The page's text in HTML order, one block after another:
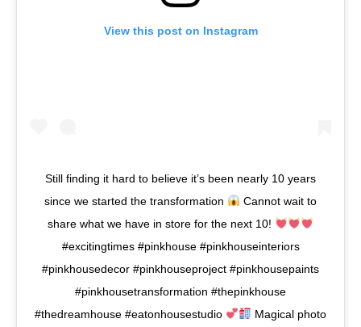
View this post on Instagram
Still finding it hard to believe it’s been nearly 10 years
since we started the transformation
Cannot wait to
share what we have in store for the next 10!
#excitingtimes #pinkhouse #pinkhouseinteriors
#pinkhousedecor #pinkhouseproject #pinkhousepaints
#pinkhousetransformation #thepinkhouse
#thedreamhouse #eatonhousestudio
Magical photo